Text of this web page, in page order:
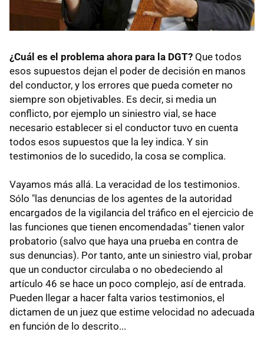
¿Cuál es el problema ahora para la DGT? Que todos
esos supuestos dejan el poder de decisión en manos
del conductor, y los errores que pueda cometer no
siempre son objetivables. Es decir, si media un
conflicto, por ejemplo un siniestro vial, se hace
necesario establecer si el conductor tuvo en cuenta
todos esos supuestos que la ley indica. Y sin
testimonios de lo sucedido, la cosa se complica.
Vayamos más allá. La veracidad de los testimonios.
Sólo "las denuncias de los agentes de la autoridad
encargados de la vigilancia del tráfico en el ejercicio de
las funciones que tienen encomendadas" tienen valor
probatorio (salvo que haya una prueba en contra de
sus denuncias). Por tanto, ante un siniestro vial, probar
que un conductor circulaba o no obedeciendo al
artículo 46 se hace un poco complejo, así de entrada.
Pueden llegar a hacer falta varios testimonios, el
dictamen de un juez que estime velocidad no adecuada
en función de lo descrito...